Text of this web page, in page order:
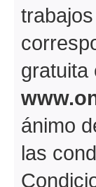
gratuita
ánimo
las